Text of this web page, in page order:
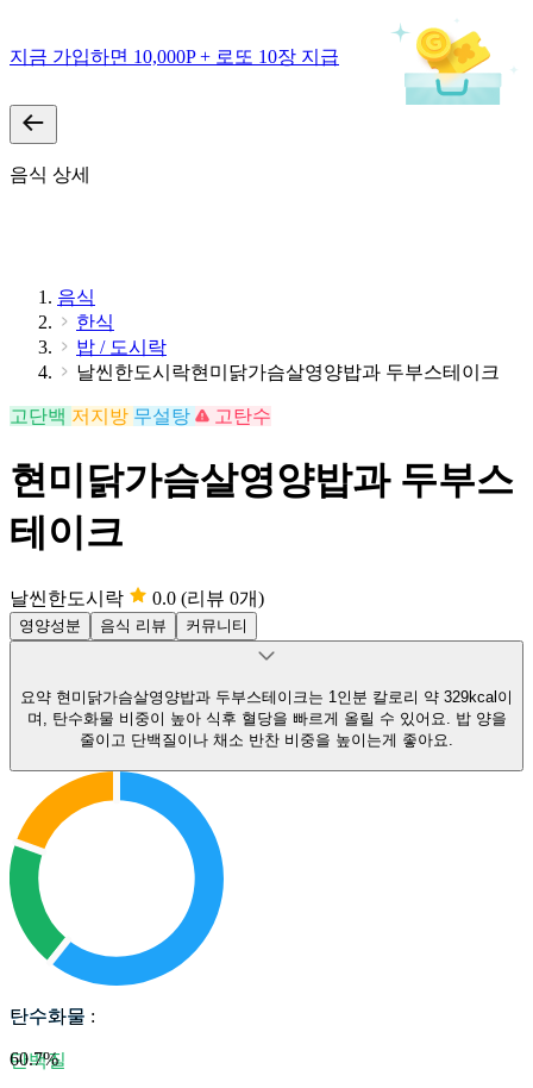
지금 가입하면 10,000P + 로또 10장 지급
음식 상세
음식
한식
밥 / 도시락
날씬한도시락현미닭가슴살영양밥과 두부스테이크
고단백 저지방 무설탕 고탄수
현미닭가슴살영양밥과 두부스
테이크
날씬한도시락 0.0 (리뷰 0개)
영양성분 음식 리뷰 커뮤니티
요약 현미닭가슴살영양밥과 두부스테이크는 1인분 칼로리 약 329kcal이
며, 탄수화물 비중이 높아 식후 혈당을 빠르게 올릴 수 있어요. 밥 양을
줄이고 단백질이나 채소 반찬 비중을 높이는게 좋아요.
탄수화물
단백질
탄수화물 :
60.7%